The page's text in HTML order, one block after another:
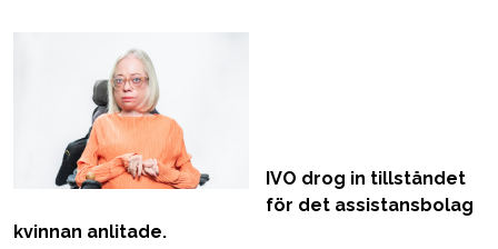
IVO drog in tillståndet
för det assistansbolag
kvinnan anlitade.